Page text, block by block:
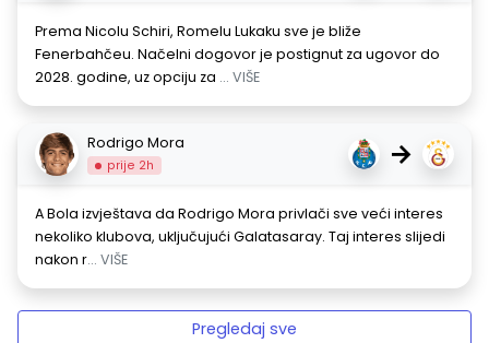
Prema Nicolu Schiri, Romelu Lukaku sve je bliže
Fenerbahčeu. Načelni dogovor je postignut za ugovor do
2028. godine, uz opciju za ... VIŠE
Rodrigo Mora
prije 2h →
A Bola izvještava da Rodrigo Mora privlači sve veći interes
nekoliko klubova, uključujući Galatasaray. Taj interes slijedi
nakon r... VIŠE
Pregledaj sve